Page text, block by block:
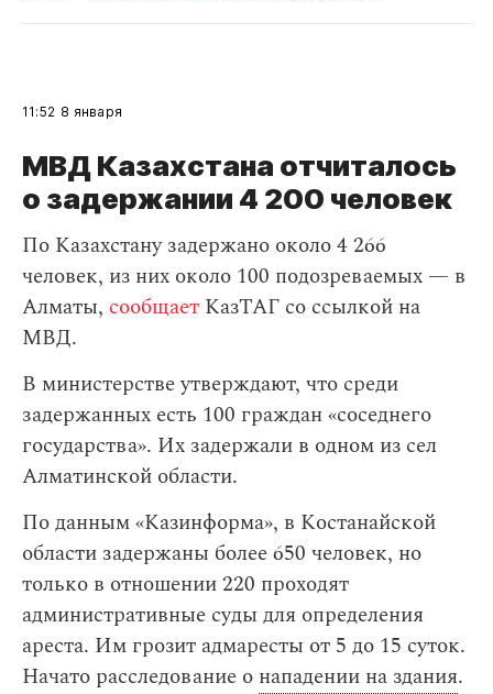
11:52 8 января
МВД Казахстана отчиталось
о задержании 4 200 человек
По Казахстану задержано около 4 266
человек, из них около 100 подозреваемых — в
Алматы, сообщает КазТАГ со ссылкой на
МВД.
В министерстве утверждают, что среди
задержанных есть 100 граждан «соседнего
государства». Их задержали в одном из сел
Алматинской области.
По данным «Казинформа», в Костанайской
области задержаны более 650 человек, но
только в отношении 220 проходят
административные суды для определения
ареста. Им грозит адмаресты от 5 до 15 суток.
Начато расследование о нападении на здания.